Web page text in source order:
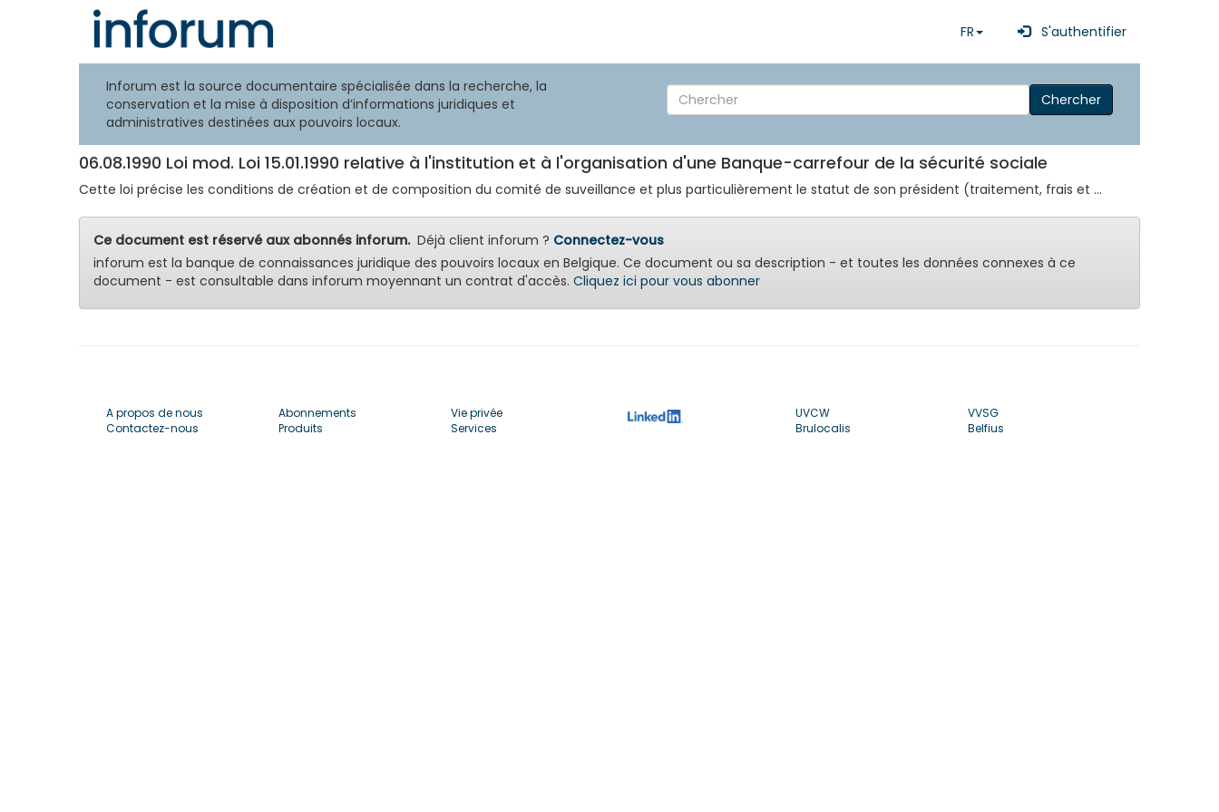
FR S'authentifier
Inforum est la source documentaire spécialisée dans la recherche, la
conservation et la mise à disposition d’informations juridiques et
administratives destinées aux pouvoirs locaux.
Chercher
06.08.1990 Loi mod. Loi 15.01.1990 relative à l'institution et à l'organisation d'une Banque-carrefour de la sécurité sociale
Cette loi précise les conditions de création et de composition du comité de suveillance et plus particulièrement le statut de son président (traitement, frais et ...
Ce document est réservé aux abonnés inforum.Déjà client inforum ? Connectez-vous
inforum est la banque de connaissances juridique des pouvoirs locaux en Belgique. Ce document ou sa description - et toutes les données connexes à ce
document - est consultable dans inforum moyennant un contrat d'accès. Cliquez ici pour vous abonner
A propos de nous
Contactez-nous
Abonnements
Produits
Vie privée
Services
UVCW
Brulocalis
VVSG
Belfius